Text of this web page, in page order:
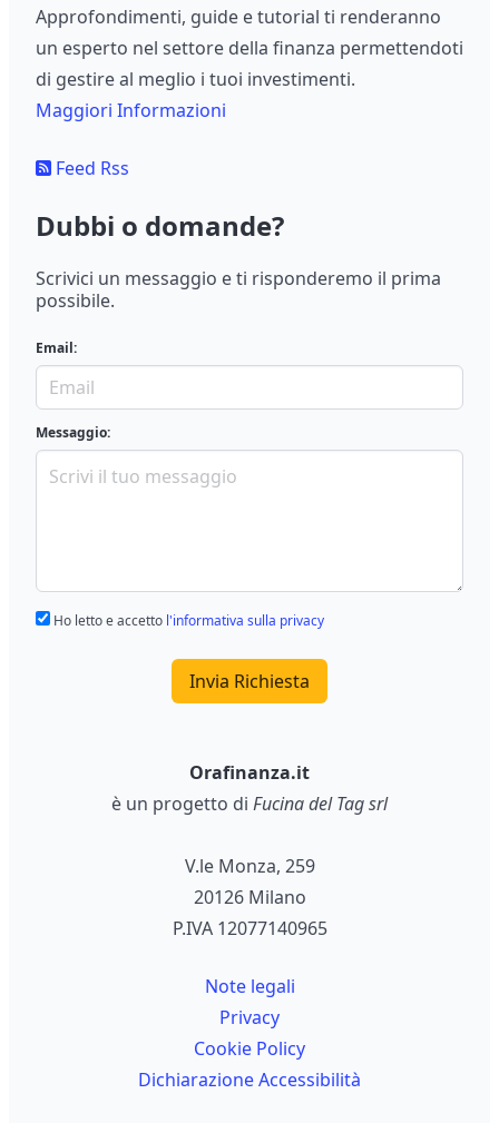
Approfondimenti, guide e tutorial ti renderanno
un esperto nel settore della finanza permettendoti
di gestire al meglio i tuoi investimenti.
Maggiori Informazioni
Feed Rss
Dubbi o domande?
Scrivici un messaggio e ti risponderemo il prima
possibile.
Email:
Messaggio:
Ho letto e accetto l'informativa sulla privacy
Invia Richiesta
Orafinanza.it
è un progetto di Fucina del Tag srl
V.le Monza, 259
20126 Milano
P.IVA 12077140965
Note legali
Privacy
Cookie Policy
Dichiarazione Accessibilità